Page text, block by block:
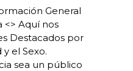
General
<> Aquí nos
Destacados por
el Sexo.
sea un público